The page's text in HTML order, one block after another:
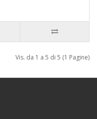
Vis. da 1 a 5 di 5 (1 Pagine)